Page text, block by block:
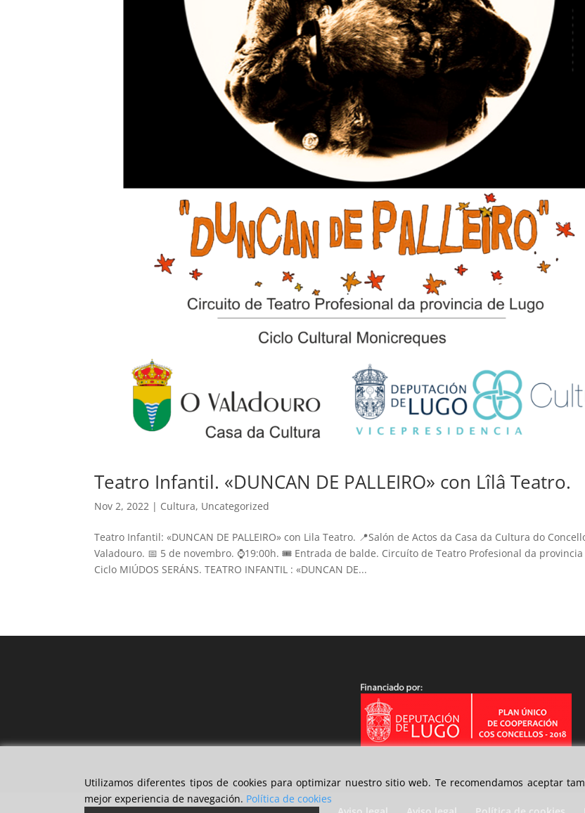
Teatro Infantil. «DUNCAN DE PALLEIRO» con Lîlâ Teatro.
Nov 2, 2022 | Cultura, Uncategorized
Teatro Infantil: «DUNCAN DE PALLEIRO» con Lila Teatro. 📍Salón de Actos da Casa da Cultura do
Valadouro. 📅 5 de novembro. ⌚️19:00h. 🎟 Entrada de balde. Circuíto de Teatro Profesional da provincia
Ciclo MIÚDOS SERÁNS. TEATRO INFANTIL : «DUNCAN DE...
Utilizamos diferentes tipos de cookies para optimizar nuestro sitio web. Te recomendamos aceptar
mejor experiencia de navegación. Política de cookies